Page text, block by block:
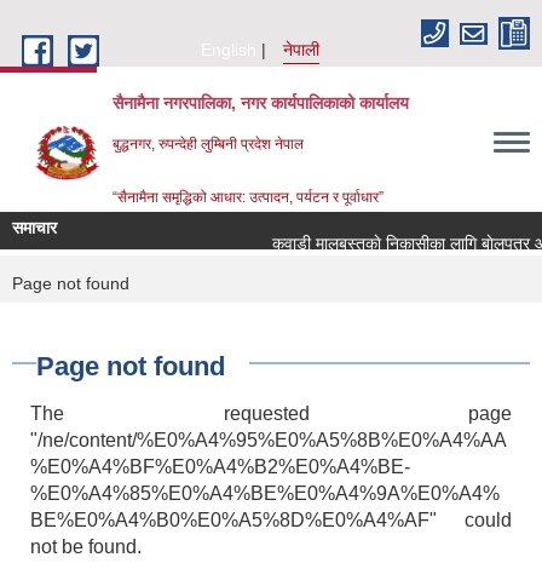
English
नेपाली
सैनामैना नगरपालिका, नगर कार्यपालिकाको कार्यालय
बुद्धनगर, रुपन्देही लुम्बिनी प्रदेश नेपाल
“सैनामैना समृद्धिको आधार: उत्पादन, पर्यटन र पूर्वाधार”
समाचार
कवाडी मालबस्तुकाे निकासीका लागि बाेलपत्र
You are here
Page not found
Page not found
The requested page
"/ne/content/%E0%A4%95%E0%A5%8B%E0%A4%AA
%E0%A4%BF%E0%A4%B2%E0%A4%BE-
%E0%A4%85%E0%A4%BE%E0%A4%9A%E0%A4%
BE%E0%A4%B0%E0%A5%8D%E0%A4%AF" could
not be found.